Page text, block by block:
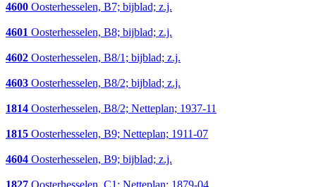
4600 Oosterhesselen, B7; bijblad; z.j.
4601 Oosterhesselen, B8; bijblad; z.j.
4602 Oosterhesselen, B8/1; bijblad; z.j.
4603 Oosterhesselen, B8/2; bijblad; z.j.
1814 Oosterhesselen, B8/2; Netteplan; 1937-11
1815 Oosterhesselen, B9; Netteplan; 1911-07
4604 Oosterhesselen, B9; bijblad; z.j.